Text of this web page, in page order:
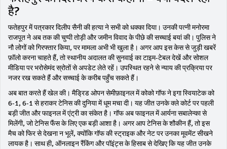
है?
फतेहपुर में पत्रकार दिलीप सैनी की हत्या ने सभी को धक्का दिया। उनकी पत्नी मनोरमा
राजपूत ने अब तक की चुप्पी तोड़ी और जमीन विवाद के पीछे की सच्चाई बयां की। पुलिस ने
नौ लोगों को गिरफ्तार किया, पर मामला अभी भी खुला है। अगर आप इस केस से जुड़ी खबरें
फ़ॉलो करना चाहते हैं, तो स्थानीय अदालत की सुनवाई का टाइम‑टेबल देखें और सोशल
मीडिया पर भरोसेमंद स्रोतों से अपडेट लेते रहें। उपस्थित रहने से न्याय की प्रक्रिया पर
नजर रख सकते हैं और सच्चाई के करीब पहुँच सकते हैं।
अब बात करते हैं खेल की। मैड्रिड ओपन सेमीफ़ाइनल में कोको गॉफ ने इगा स्वियाटेक को
6-1, 6-1 से हराकर टेनिस की दुनिया में धूम मचा दी। यह जीत उनके क्ले कोर्ट पर पहली
बड़ी जीत और फाइनल में एंट्री का संकेत है। गॉफ अब फाइनल में आर्यना सबालेन्का से
मिलेंगी, जो टेनिस फैंस के लिए एक बड़ी आशा है। अगर आप टेनिस के शौकीन हैं, तो इस
मैच को फिर से देखना न भूलें, क्योंकि गॉफ की स्ट्राइक और नेट पर उनका मूवमेंट सीखने
लायक है। साथ ही, ऑनलाइन रैंकिंग और पॉइंट्स के हिसाब से देखिए कि यह जीत उनके